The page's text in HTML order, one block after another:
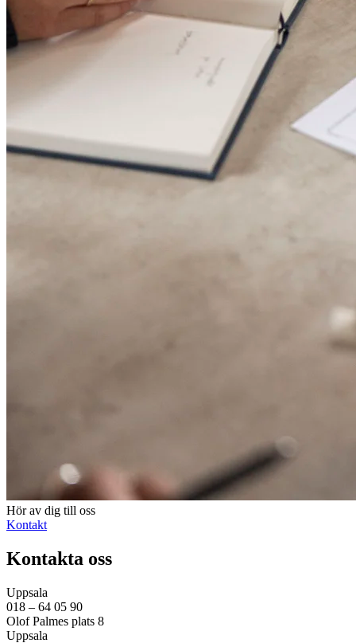
Hör av dig till oss
Kontakt
Kontakta oss
Uppsala
018 – 64 05 90
Olof Palmes plats 8
Uppsala